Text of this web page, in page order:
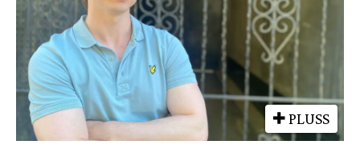
PLUSS